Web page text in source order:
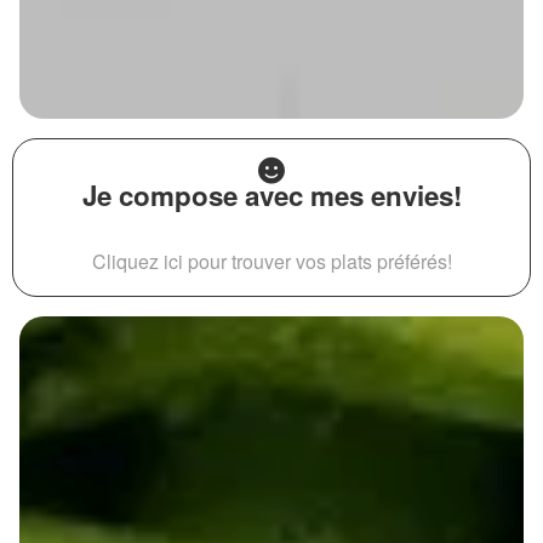
Je compose avec mes envies!
Cliquez ici pour trouver vos plats préférés!